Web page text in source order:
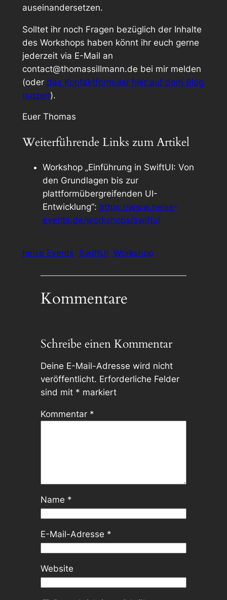
auseinandersetzen.
Solltet ihr noch Fragen bezüglich der Inhalte
des Workshops haben könnt ihr euch gerne
jederzeit via E-Mail an
contact@thomassillmann.de bei mir melden
(oder das Kontaktformular hier auf dem Blog
nutzen).
Euer Thomas
Weiterführende Links zum Artikel
Workshop „Einführung in SwiftUI: Von
den Grundlagen bis zur
plattformübergreifenden UI-
Entwicklung“: https://www.heise-
events.de/workshops/swiftui
heise Events SwiftUI Workshop
Kommentare
Schreibe einen Kommentar
Deine E-Mail-Adresse wird nicht
veröffentlicht. Erforderliche Felder
sind mit * markiert
Kommentar *
Name *
E-Mail-Adresse *
Website